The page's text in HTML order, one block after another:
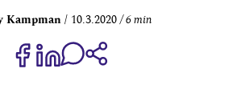
Kampman 10.3.2020 6 min
Jaa Share on Facebook
Jaa Share on LinkedIn
Jaa WhatsApp-viestinä